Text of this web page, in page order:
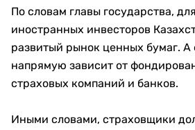
По словам главы государства,
иностранных инвесторов
развитый рынок ценных бумаг. А
напрямую зависит от
страховых компаний и банков.
Иными словами, страховщики